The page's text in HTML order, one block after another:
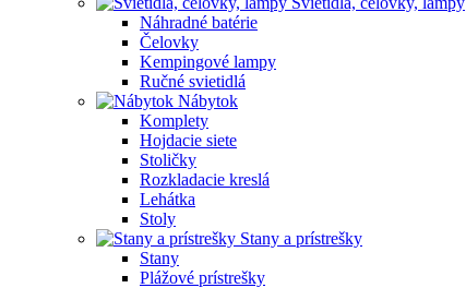
Náhradné batérie
Čelovky
Kempingové lampy
Ručné svietidlá
Nábytok
Komplety
Hojdacie siete
Stoličky
Rozkladacie kreslá
Lehátka
Stoly
Stany a prístrešky
Stany
Plážové prístrešky